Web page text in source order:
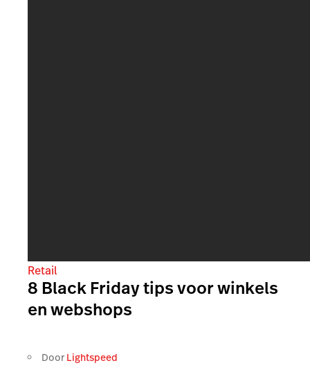
Retail
8 Black Friday tips voor winkels
en webshops
Door Lightspeed